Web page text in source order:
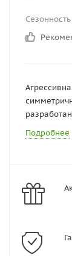
Сезонность
Подробнее